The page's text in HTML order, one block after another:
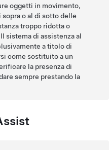
oggetti in movimento,
o al di sotto delle
troppo ridotta o
sistema di assistenza al
a titolo di
come sostituito a un
la presenza di
sempre prestando la